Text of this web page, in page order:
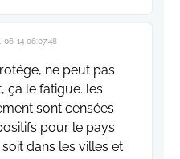
06-14 06:07:48
ne peut pas
ça le fatigue. les
sont censées
pour le pays
dans les villes et